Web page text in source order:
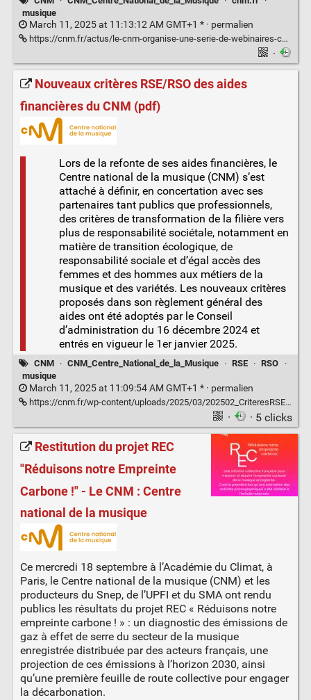
musique
March 11, 2025 at 11:13:12 AM GMT+1 * · permalien
https://cnm.fr/actus/le-cnm-organise-une-serie-de-webinaires-consacres-a-la-reforme-des-aides/
·
Nouveaux critères RSE/RSO des aides
financières du CNM (pdf)
Lors de la refonte de ses aides financières, le
Centre national de la musique (CNM) s’est
attaché à définir, en concertation avec ses
partenaires tant publics que professionnels,
des critères de transformation de la filière vers
plus de responsabilité sociétale, notamment en
matière de transition écologique, de
responsabilité sociale et d’égal accès des
femmes et des hommes aux métiers de la
musique et des variétés. Les nouveaux critères
proposés dans son règlement général des
aides ont été adoptés par le Conseil
d’administration du 16 décembre 2024 et
entrés en vigueur le 1er janvier 2025.
CNM · CNM_Centre_National_de_la_Musique · RSE · RSO
·
musique
March 11, 2025 at 11:09:54 AM GMT+1 * · permalien
https://cnm.fr/wp-content/uploads/2025/03/202502_CriteresRSE_RGA_CNM.pdf
· · 5 clicks
Restitution du projet REC
"Réduisons notre Empreinte
Carbone !" - Le CNM : Centre
national de la musique
Ce mercredi 18 septembre à l’Académie du Climat, à
Paris, le Centre national de la musique (CNM) et les
producteurs du Snep, de l’UPFI et du SMA ont rendu
publics les résultats du projet REC « Réduisons notre
empreinte carbone ! » : un diagnostic des émissions de
gaz à effet de serre du secteur de la musique
enregistrée distribuée par des acteurs français, une
projection de ces émissions à l’horizon 2030, ainsi
qu’une première feuille de route collective pour engager
la décarbonation.